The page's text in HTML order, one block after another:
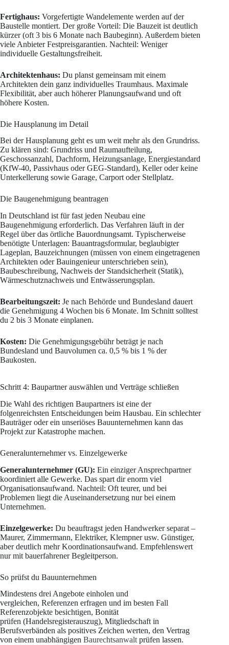
Fertighaus: Vorgefertigte Wandelemente werden auf der
Baustelle montiert. Der große Vorteil: Die Bauzeit ist deutlich
kürzer (oft 3 bis 6 Monate nach Baubeginn). Außerdem bieten
viele Anbieter Festpreisgarantien. Nachteil: Weniger
individuelle Gestaltungsfreiheit.
Architektenhaus: Du planst gemeinsam mit einem
Architekten dein ganz individuelles Traumhaus. Maximale
Flexibilität, aber auch höherer Planungsaufwand und oft
höhere Kosten.
Die Hausplanung im Detail
Bei der Hausplanung geht es um weit mehr als den Grundriss.
Zu klären sind: Grundriss und Raumaufteilung,
Geschossanzahl, Dachform, Heizungsanlage, Energiestandard
(KfW-40, Passivhaus oder GEG-Standard), Keller oder keine
Unterkellerung sowie Garage, Carport oder Stellplatz.
Die Baugenehmigung beantragen
In Deutschland ist für fast jeden Neubau eine
Baugenehmigung erforderlich. Das Verfahren läuft in der
Regel über das örtliche Bauordnungsamt. Typischerweise
benötigte Unterlagen: Bauantragsformular, beglaubigter
Lageplan, Bauzeichnungen (müssen von einem eingetragenen
Architekten oder Bauingenieur unterschrieben sein),
Baubeschreibung, Nachweis der Standsicherheit (Statik),
Wärmeschutznachweis und Entwässerungsplan.
Bearbeitungszeit: Je nach Behörde und Bundesland dauert
die Genehmigung 4 Wochen bis 6 Monate. Im Schnitt solltest
du 2 bis 3 Monate einplanen.
Kosten: Die Genehmigungsgebühr beträgt je nach
Bundesland und Bauvolumen ca. 0,5 % bis 1 % der
Baukosten.
Schritt 4: Baupartner auswählen und Verträge schließen
Die Wahl des richtigen Baupartners ist eine der
folgenreichsten Entscheidungen beim Hausbau. Ein schlechter
Bauträger oder ein unseriöses Bauunternehmen kann das
Projekt zur Katastrophe machen.
Generalunternehmer vs. Einzelgewerke
Generalunternehmer (GU): Ein einziger Ansprechpartner
koordiniert alle Gewerke. Das spart dir enorm viel
Organisationsaufwand. Nachteil: Oft teurer, und bei
Problemen liegt die Auseinandersetzung nur bei einem
Unternehmen.
Einzelgewerke: Du beauftragst jeden Handwerker separat –
Maurer, Zimmermann, Elektriker, Klempner usw. Günstiger,
aber deutlich mehr Koordinationsaufwand. Empfehlenswert
nur mit bauerfahrener Begleitperson.
So prüfst du Bauunternehmen
Mindestens drei Angebote einholen und
vergleichen, Referenzen erfragen und im besten Fall
Referenzobjekte besichtigen, Bonität
prüfen (Handelsregisterauszug), Mitgliedschaft in
Berufsverbänden als positives Zeichen werten, den Vertrag
von einem unabhängigen Baurechtsanwalt prüfen lassen.